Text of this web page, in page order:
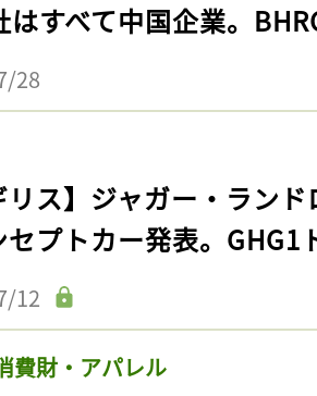
はすべて中国企業。
28
リス】ジャガー・ラン
セプトカー発表。GHG1
12
費財・アパレル